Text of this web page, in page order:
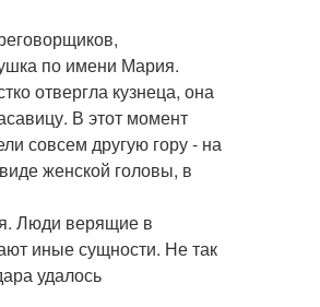
по имени Мария.
отвергла кузнеца, она
В этот момент
совсем другую гору - на
женской головы, в
Люди верящие в
иные сущности. Не так
удалось